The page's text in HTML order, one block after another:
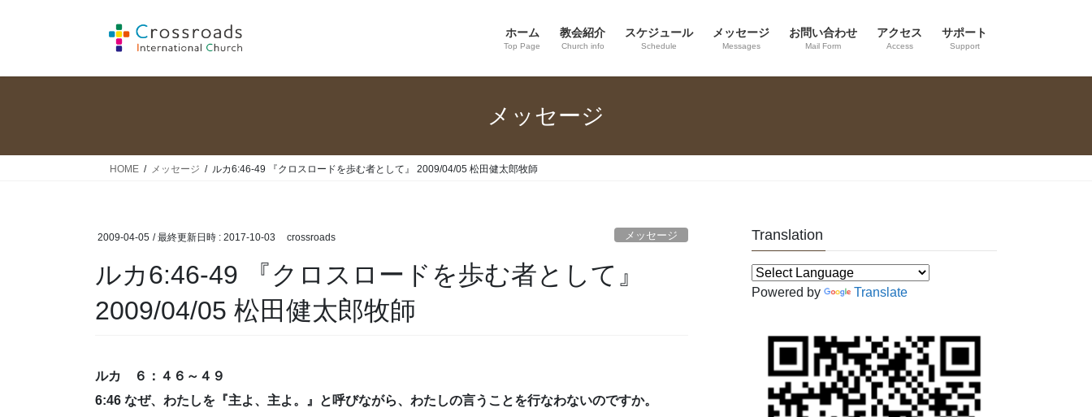
ホーム
Top Page
教会紹介
Church info
スケジュール
Schedule
メッセージ
Messages
お問い合わせ
Mail Form
アクセス
Access
サポート
Support
メッセージ
HOME メッセージ ルカ6:46-49 『クロスロードを歩む者として』 2009/04/05 松田健太郎牧師
2009-04-05 / 最終更新日時 : 2017-10-03 crossroads メッセージ
ルカ6:46-49 『クロスロードを歩む者として』
2009/04/05 松田健太郎牧師
ルカ ６：４６～４９
6:46 なぜ、わたしを『主よ、主よ。』と呼びながら、わたしの言うことを行なわないのですか。
Translation
Powered by Translate